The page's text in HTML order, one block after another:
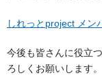
しれっとproject メン
今後も皆さんに役立
ろしくお願いします。